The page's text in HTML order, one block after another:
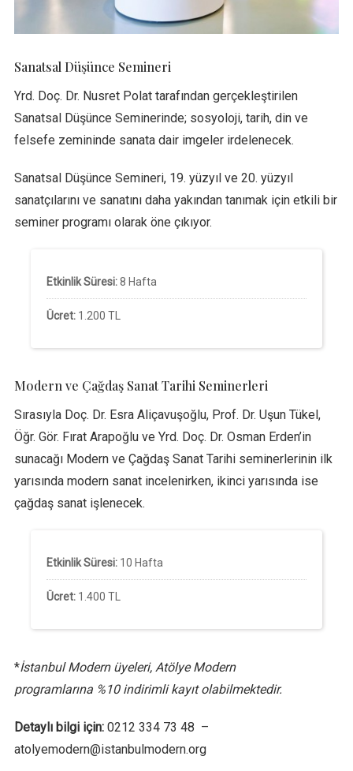
Sanatsal Düşünce Semineri
Yrd. Doç. Dr. Nusret Polat tarafından gerçekleştirilen
Sanatsal Düşünce Seminerinde; sosyoloji, tarih, din ve
felsefe zemininde sanata dair imgeler irdelenecek.
Sanatsal Düşünce Semineri, 19. yüzyıl ve 20. yüzyıl
sanatçılarını ve sanatını daha yakından tanımak için etkili bir
seminer programı olarak öne çıkıyor.
Etkinlik Süresi:8 Hafta
Ücret:1.200 TL
Modern ve Çağdaş Sanat Tarihi Seminerleri
Sırasıyla Doç. Dr. Esra Aliçavuşoğlu, Prof. Dr. Uşun Tükel,
Öğr. Gör. Fırat Arapoğlu ve Yrd. Doç. Dr. Osman Erden’in
sunacağı Modern ve Çağdaş Sanat Tarihi seminerlerinin ilk
yarısında modern sanat incelenirken, ikinci yarısında ise
çağdaş sanat işlenecek.
Etkinlik Süresi:10 Hafta
Ücret:1.400 TL
*İstanbul Modern üyeleri, Atölye Modern
programlarına %10 indirimli kayıt olabilmektedir.
Detaylı bilgi için:0212 334 73 48 –
atolyemodern@istanbulmodern.org